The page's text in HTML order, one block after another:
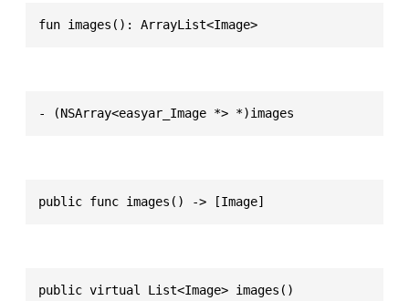
fun images(): ArrayList<Image>
- (NSArray<easyar_Image *> *)images
public func images() -> [Image]
public virtual List<Image> images()